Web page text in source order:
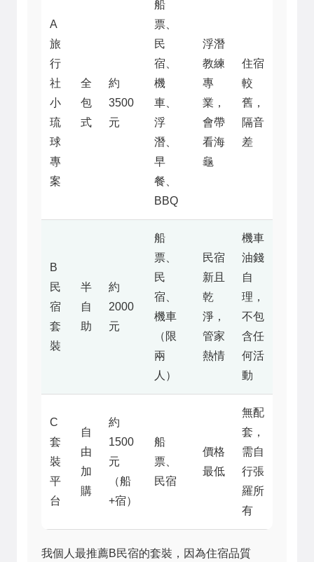
A
旅
行
社
小
琉
球
專
案
全
包
式
約
3500
元
船
票、
民
宿、
機
車、
浮
潛、
早
餐、
BBQ
浮潛
教練
專
業，
會帶
看海
龜
住宿
較
舊，
隔音
差
B
民
宿
套
裝
半
自
助
約
2000
元
船
票、
民
宿、
機車
（限
兩
人）
民宿
新且
乾
淨，
管家
熱情
機車
油錢
自
理，
不包
含任
何活
動
C
套
裝
平
台
自
由
加
購
約
1500
元
（船
+宿）
船
票、
民宿
價格
最低
無配
套，
需自
行張
羅所
有
我個人最推薦B民宿的套裝，因為住宿品質